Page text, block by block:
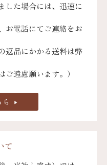
した場合には、迅速に
お電話にてご連絡をお
返品にかかる送料は弊
ご遠慮願います。）
て